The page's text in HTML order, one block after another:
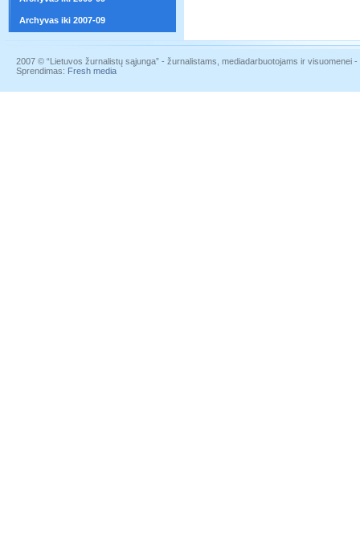
Archyvas iki 2007-09
2007 © “Lietuvos žurnalistų sąjunga” - žurnalistams, mediadarbuotojams ir visuomenei
Sprendimas: Fresh media